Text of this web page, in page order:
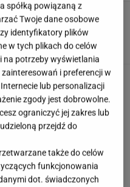
na krytykę po debacie u
na to Polsat?
spółką powiązaną z
Twoje dane osobowe
identyfikatory plików
w tych plikach do celów
na potrzeby wyświetlania
i preferencji w
lub personalizacji
zgody jest dobrowolne.
ograniczyć jej zakres lub
przejdź do
także do celów
funkcjonowania
dot. świadczonych